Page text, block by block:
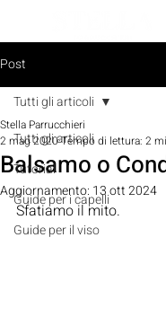
Post
Tutti gli articoli
Tutorial
Guide per i capelli
Guide per il viso
Tutti gli articoli
Balsamo o
Stella Parrucchieri
2 mag 2020Tempo di lettura: 2
Aggiornamento: 13 ott 2024
Sfatiamo il mito.